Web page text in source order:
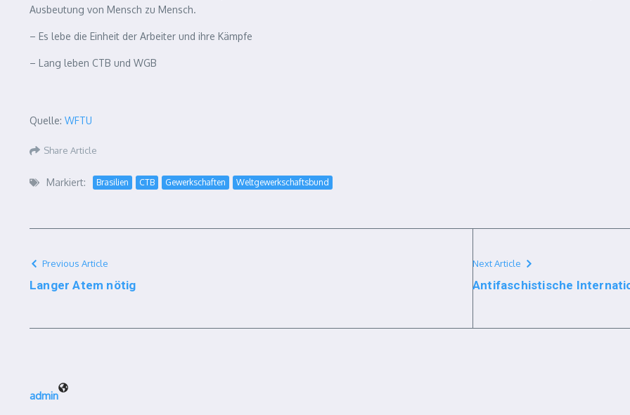
Ausbeutung von Mensch zu Mensch.
– Es lebe die Einheit der Arbeiter und ihre Kämpfe
– Lang leben CTB und WGB
Quelle: WFTU
Share Article
Markiert: Brasilien CTB Gewerkschaften Weltgewerkschaftsbund
Previous Article
Langer Atem nötig
Next Article
Antifaschistische
admin